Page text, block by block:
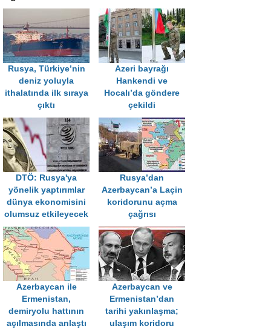
Rusya, Türkiye’nin
deniz yoluyla
ithalatında ilk sıraya
çıktı
Azeri bayrağı
Hankendi ve
Hocalı’da göndere
çekildi
DTÖ: Rusya'ya
yönelik yaptırımlar
dünya ekonomisini
olumsuz etkileyecek
Rusya’dan
Azerbaycan’a Laçin
koridorunu açma
çağrısı
Azerbaycan ile
Ermenistan,
demiryolu hattının
açılmasında anlaştı
Azerbaycan ve
Ermenistan’dan
tarihi yakınlaşma;
ulaşım koridoru